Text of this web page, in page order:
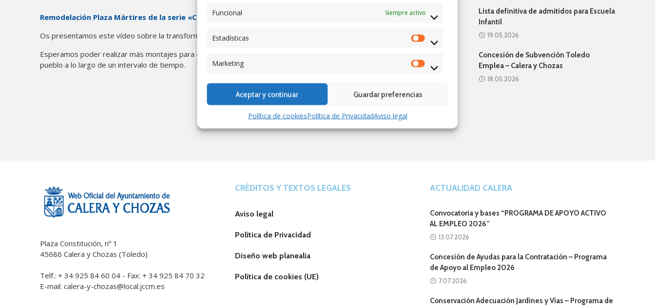
Funcional
Siempre activo
Estadísticas
Estadísticas
Marketing
Marketing
Aceptar y continuar Guardar preferencias
Política de cookiesPolítica de PrivacidadAviso legal
Remodelación Plaza Mártires de la serie «Contemplación de la evolución urbana de Calera»
Os presentamos este vídeo sobre la transformación llevada a cabo en la Plaza Mártires.
Esperamos poder realizar más montajes para que podáis disfrutar de como evoluciona el aspecto exterior de nuestro
pueblo a lo largo de un intervalo de tiempo.
Lista definitiva de admitidos para Escuela
Infantil
19.05.2026
Concesión de Subvención Toledo
Emplea – Calera y Chozas
18.05.2026
Plaza Constitución, nº 1
45686 Calera y Chozas (Toledo)
Telf.: + 34 925 84 60 04 - Fax: + 34 925 84 70 32
E-mail: calera-y-chozas@local.jccm.es
CRÉDITOS Y TEXTOS LEGALES
Aviso legal
Política de Privacidad
Diseño web planealia
Política de cookies (UE)
ACTUALIDAD CALERA
Convocatoria y bases “PROGRAMA DE APOYO ACTIVO
AL EMPLEO 2026”
13.07.2026
Concesión de Ayudas para la Contratación – Programa
de Apoyo al Empleo 2026
7.07.2026
Conservación Adecuación Jardines y Vías – Programa de